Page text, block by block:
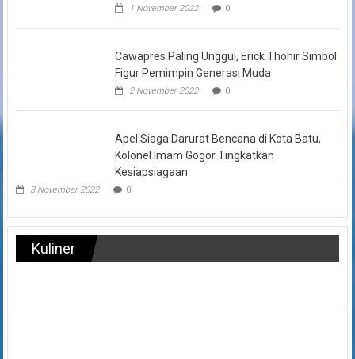
1 November 2022 0
Cawapres Paling Unggul, Erick Thohir Simbol
Figur Pemimpin Generasi Muda
2 November 2022 0
Apel Siaga Darurat Bencana di Kota Batu,
Kolonel Imam Gogor Tingkatkan
Kesiapsiagaan
3 November 2022 0
Kuliner